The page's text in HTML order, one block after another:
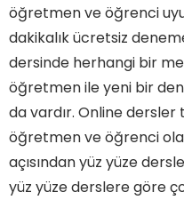
öğretmen ve öğrenci
dakikalık ücretsiz
dersinde herhangi bir
öğretmen ile yeni bir
da vardır. Online
öğretmen ve öğrenci
açısından yüz yüze
yüz yüze derslere göre